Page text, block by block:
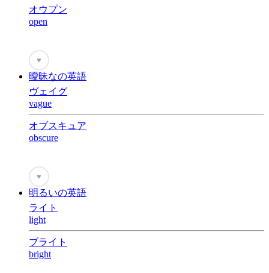
オウプン
open
♥
曖昧なの英語
ヴェイグ
vague
オブスキュア
obscure
♥
明るいの英語
ライト
light
ブライト
bright